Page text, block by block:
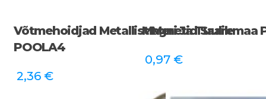
Võtmehoidjad Metallist Meri Ja Tuulik
POOLA4
2,36 €
Magnetid Saaremaa
0,97 €